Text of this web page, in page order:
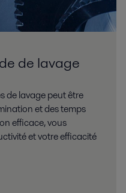
de lavage
de lavage peut être
et des temps
efficace, vous
et votre efficacité